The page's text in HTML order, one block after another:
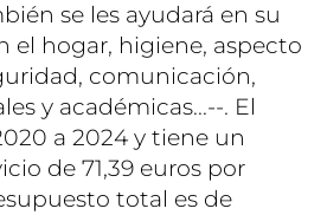
se les ayudará en su
el hogar, higiene, aspecto
comunicación,
y académicas...--. El
a 2024 y tiene un
de 71,39 euros por
total es de